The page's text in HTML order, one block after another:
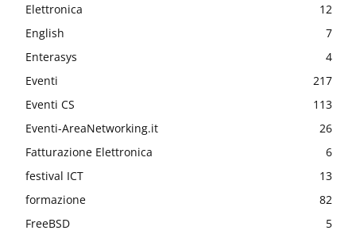
Elettronica
12
English
7
Enterasys
4
Eventi
217
Eventi CS
113
Eventi-AreaNetworking.it
26
Fatturazione Elettronica
6
festival ICT
13
formazione
82
FreeBSD
5